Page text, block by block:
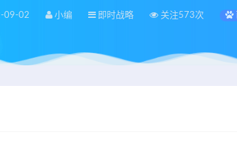
09-02 小编 即时战略 关注573次